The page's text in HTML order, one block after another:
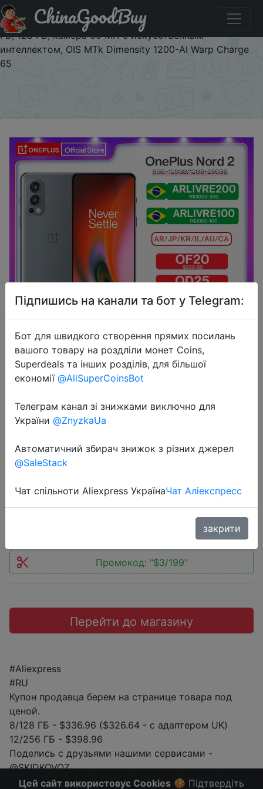
Паридбати з промокодом $3/199 Смартфон OnePlus
Nord 2, телефон со стандартным дизайном, память 8
ГБ, 128 ГБ, камера 50 МП с искусственным
интеллектом, OIS MTk Dimensity 1200-AI Warp Charge
65
ChinaGoodBuy
2022-05-02
Смартфон OnePlus Nord 2, телефон
со стандартным дизайном, память
8 ГБ, 128 ГБ, камера 50 МП с
MTk Dimensity 1200-AI Warp
Charge 65
$336.96
Промокод: "$3/199"
Перейти до магазину
#Aliexpress
#RU
Купон продавца берем на странице товара под
ценой.
8/128 ГБ - $336.96 ($326.64 - с адаптером UK)
12/256 ГБ - $398.96
Поделись с друзьями нашими сервисами -
@SKIDKOVOZ
Больше скидок в telegramt.me/ChinaGoodBuy
Цей сайт використовує Cookies 🍪 Підтвердіть
Підпишись на канали та бот у Telegram:
Бот для швидкого створення прямих посилань
вашого товару на роздліли монет Coins,
Superdeals та інших розділів, для більшої
економії @AliSuperCoinsBot
Телеграм канал зі знижками виключно для
України @ZnyzkaUa
Автоматичний збирач знижок з різних джерел
@SaleStack
Чат спільноти Aliexpress УкраїнаЧат Аліекспресс
закрити